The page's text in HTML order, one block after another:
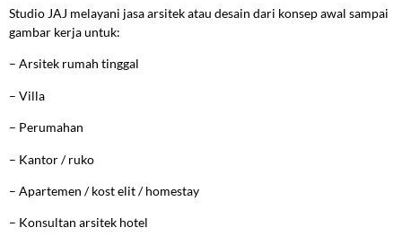
Studio JAJ melayani jasa arsitek atau desain dari konsep awal sampai
gambar kerja untuk:
– Arsitek rumah tinggal
– Villa
– Perumahan
– Kantor / ruko
– Apartemen / kost elit / homestay
– Konsultan arsitek hotel